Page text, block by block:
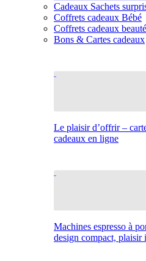
Cadeaux Sachets
Coffrets cadeaux Bébé
Coffrets cadeaux beauté
Bons & Cartes cadeaux
Le plaisir d’offrir –
cadeaux en ligne
Machines espresso à
design compact, plaisir